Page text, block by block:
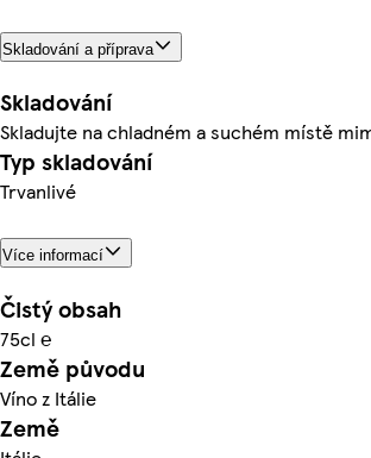
Skladování a příprava
Skladování
Skladujte na chladném a suchém místě
Typ skladování
Trvanlivé
Více informací
Čistý obsah
75cl ℮
Země původu
Víno z Itálie
Země